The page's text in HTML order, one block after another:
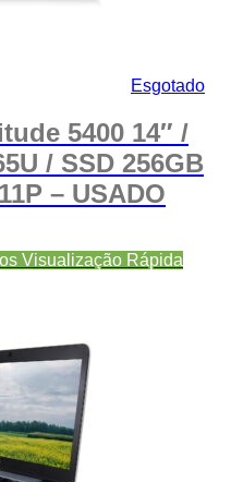
Esgotado
5400 14″ /
/ SSD 256GB
– USADO
Visualização Rápida